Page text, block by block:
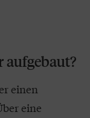
aufgebaut?
einen
eine